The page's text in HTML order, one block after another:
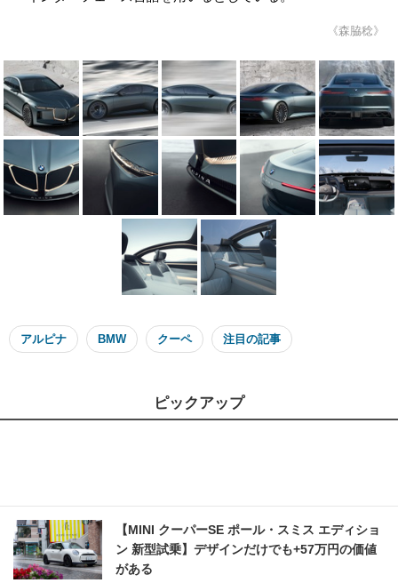
《森脇稔》
アルピナ BMW クーペ 注目の記事
ピックアップ
【MINI クーパーSE ポール・スミス エディショ
ン 新型試乗】デザインだけでも+57万円の価値
がある